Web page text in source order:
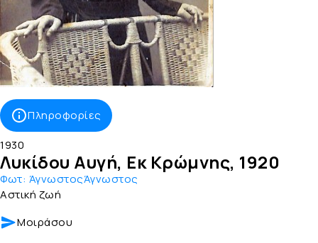
Πληροφορίες
1930
Λυκίδου Αυγή, Εκ Κρώμνης, 1920
Φωτ: ΆγνωστοςΆγνωστος
Αστική ζωή
Μοιράσου